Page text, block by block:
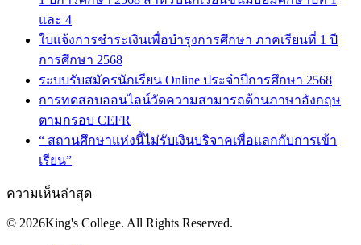
และ 4
ใบแจ้งการชำระเงินเพื่อบำรุงการศึกษา ภาคเรียนที่ 1 ปี
การศึกษา 2568
ระบบรับสมัครนักเรียน Online ประจำปีการศึกษา 2568
การทดสอบออนไลน์วัดความสามารถด้านภาษาอังกฤษ
ตามกรอบ CEFR
“ สถานศึกษาแห่งนี้ไม่รับเงินบริจาคเพื่อแลกกับการเข้า
เรียน”
ความเห็นล่าสุด
© 2026King's College. All Rights Reserved.